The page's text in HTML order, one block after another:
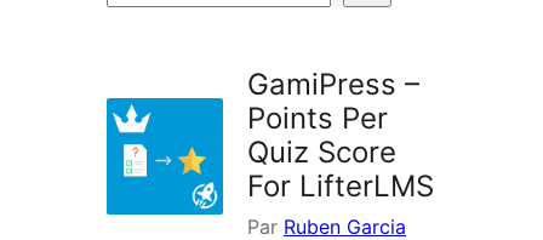
GamiPress –
Points Per
Quiz Score
For LifterLMS
Par Ruben Garcia